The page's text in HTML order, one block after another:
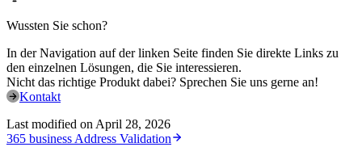
Wussten Sie schon?
In der Navigation auf der linken Seite finden Sie direkte Links zu
den einzelnen Lösungen, die Sie interessieren.
Nicht das richtige Produkt dabei? Sprechen Sie uns gerne an!
Kontakt
Last modified on April 28, 2026
365 business Address Validation